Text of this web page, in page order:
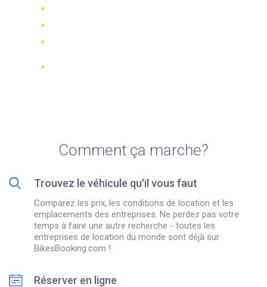
Comment ça marche?
Trouvez le véhicule qu'il vous faut
Comparez les prix, les conditions de location et les
emplacements des entreprises. Ne perdez pas votre
temps à faire une autre recherche - toutes les
entreprises de location du monde sont déjà sur
BikesBooking.com !
Réserver en ligne